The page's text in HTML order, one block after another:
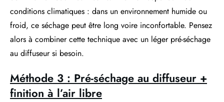
conditions climatiques : dans un environnement humide ou
froid, ce séchage peut être long voire inconfortable. Pensez
alors à combiner cette technique avec un léger pré-séchage
au diffuseur si besoin.
Méthode 3 : Pré-séchage au diffuseur +
finition à l’air libre